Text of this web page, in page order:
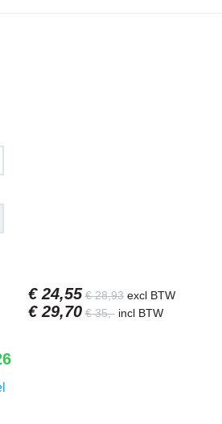
€ 24,55 € 28,93 excl BTW
€ 29,70 € 35,- incl BTW